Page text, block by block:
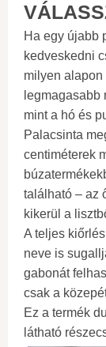
Ha egy újabb
kedveskedni
milyen
legmagasabb
mint a hó és
Palacsinta
centiméterek
található – az
kikerül a
A teljes
neve is
gabonát
csak a
Ez a termék
látható